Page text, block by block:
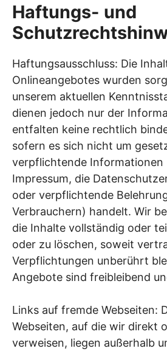
Haftungs- und
Haftungsausschluss: Die
Onlineangebotes wurden
unserem aktuellen
dienen jedoch nur der
entfalten keine rechtlich
sofern es sich nicht um
verpflichtende Informationen
Impressum, die
oder verpflichtende
Verbrauchern) handelt. Wir
die Inhalte vollständig oder
oder zu löschen, soweit
Verpflichtungen unberührt
Angebote sind freibleibend
Links auf fremde Webseiten:
Webseiten, auf die wir direkt
verweisen, liegen außerhalb